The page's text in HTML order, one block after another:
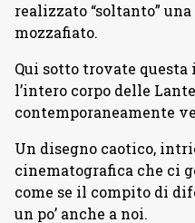
realizzato “soltanto”
mozzafiato.
Qui sotto trovate questa
l’intero corpo delle
contemporaneamente
Un disegno caotico,
cinematografica che ci
come se il compito di
un po’ anche a noi.